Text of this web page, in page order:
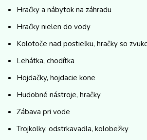
Hračky a nábytok na záhradu
Hračky nielen do vody
Kolotoče nad postieľku, hračky so
Lehátka, chodítka
Hojdačky, hojdacie kone
Hudobné nástroje, hračky
Zábava pri vode
Trojkolky, odstrkavadla, kolobežky